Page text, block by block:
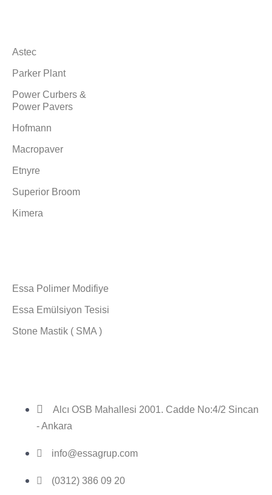
Astec
Parker Plant
Power Curbers &
Power Pavers
Hofmann
Macropaver
Etnyre
Superior Broom
Kimera
Essa Polimer Modifiye
Essa Emülsiyon Tesisi
Stone Mastik ( SMA )
Alcı OSB Mahallesi 2001. Cadde No:4/2 Sincan
- Ankara
info@essagrup.com
(0312) 386 09 20